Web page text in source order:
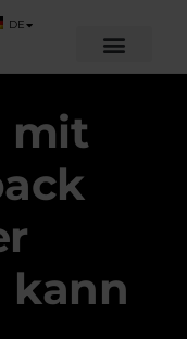
DE
mit
kann